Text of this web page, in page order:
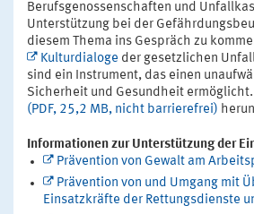
Berufsgenossenschaften und
Unterstützung bei der
diesem Thema ins Gespräch zu
Kulturdialoge der gesetzlichen
sind ein Instrument, das einen
Sicherheit und Gesundheit
(PDF, 25,2 MB, nicht barrierefrei)
Informationen zur Unterstützung der
Prävention von Gewalt am
Prävention von und Umgang mit
Einsatzkräfte der Rettungsdienste